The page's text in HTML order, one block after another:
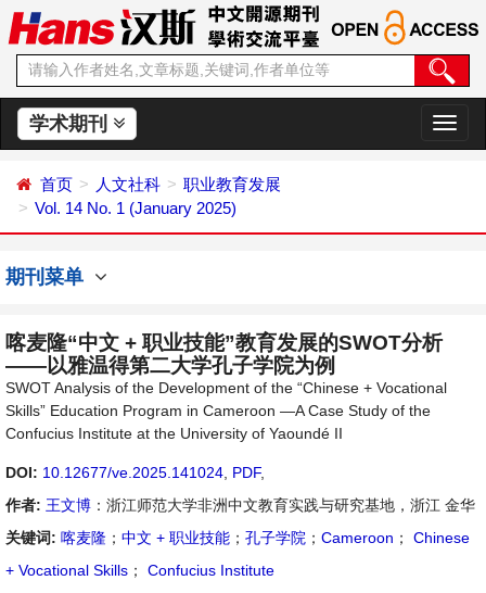
学术期刊
切
换
首页 人文社科
职业教育发展
Vol. 14 No. 1 (January 2025)
期刊菜单
喀麦隆“中文 + 职业技能”教育发展的SWOT分析
——以雅温得第二大学孔子学院为例
SWOT Analysis of the Development of the “Chinese + Vocational
Skills” Education Program in Cameroon —A Case Study of the
Confucius Institute at the University of Yaoundé II
DOI: 10.12677/ve.2025.141024 PDF,
作者: 王文博 ：浙江师范大学非洲中文教育实践与研究基地，浙江 金华
关键词: 喀麦隆 ； 中文 + 职业技能 ； 孔子学院 ； Cameroon ；
Chinese
+ Vocational Skills ； Confucius Institute